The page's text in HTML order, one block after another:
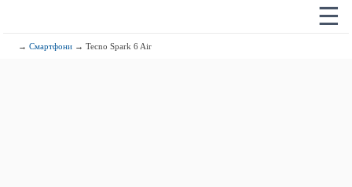
☰
→Смартфони → Tecno Spark 6 Air